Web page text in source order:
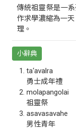
傳統祖靈祭是一
作求學濃縮為一
理。
小辭典
ta‘avalra
勇士成年禮
molapangolai
祖靈祭
asavasavahe
男性青年